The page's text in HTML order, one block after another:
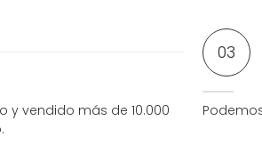
y vendido más de 10.000
03